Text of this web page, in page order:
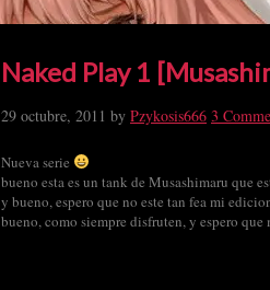
Naked Play 1
29 octubre, 2011 by Pzykosis666 3
Nueva serie
bueno esta es un tank de Musashimaru que
y bueno, espero que no este tan fea mi
bueno, como siempre disfruten, y espero que